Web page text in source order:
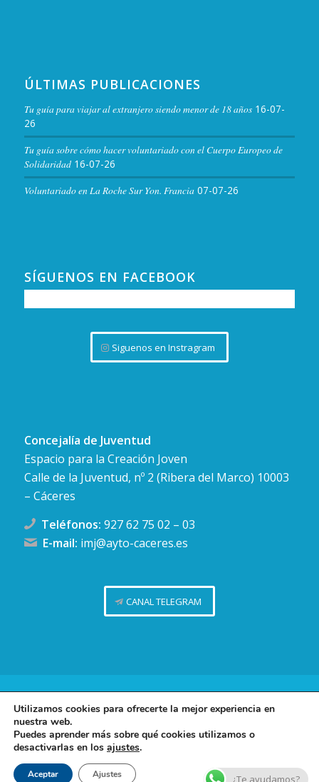
ÚLTIMAS PUBLICACIONES
Tu guía para viajar al extranjero siendo menor de 18 años 16-07-
26
Tu guía sobre cómo hacer voluntariado con el Cuerpo Europeo de
Solidaridad 16-07-26
Voluntariado en La Roche Sur Yon. Francia 07-07-26
SÍGUENOS EN FACEBOOK
Siguenos en Instragram
Concejalía de Juventud
Espacio para la Creación Joven
Calle de la Juventud, nº 2 (Ribera del Marco) 10003
– Cáceres
Teléfonos: 927 62 75 02 – 03
E-mail: imj@ayto-caceres.es
CANAL TELEGRAM
Concejalía de Juventud (Ayuntamiento de Cáceres)
Facebook
TwitterTelegram
Política de privacidad
Política de cookies
Contacto
Utilizamos cookies para ofrecerte la mejor experiencia en
nuestra web.
Puedes aprender más sobre qué cookies utilizamos o
desactivarlas en los ajustes.
Aceptar Ajustes ¿Te ayudamos?